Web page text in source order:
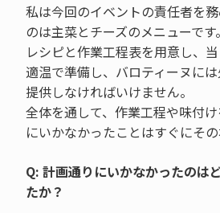
私は今回のイベントの責任者を
のは主菜とチーズのメニューです。
レシピと作業工程表を用意し、
適温で準備し、バロティーヌに
提供しなければいけません。
全体を通して、作業工程や味付
にいかなかったことはすぐにその
Q: 計画通りにいかなかったのは
たか？